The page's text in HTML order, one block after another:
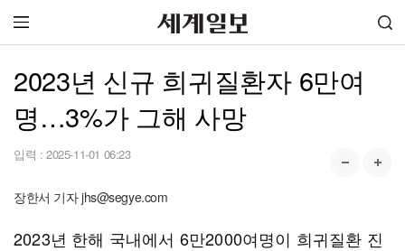
2023년 신규 희귀질환자 6만여
명…3%가 그해 사망
입력 : 2025-11-01 06:23
장한서 기자 jhs@segye.com
2023년 한해 국내에서 6만2000여명이 희귀질환 진